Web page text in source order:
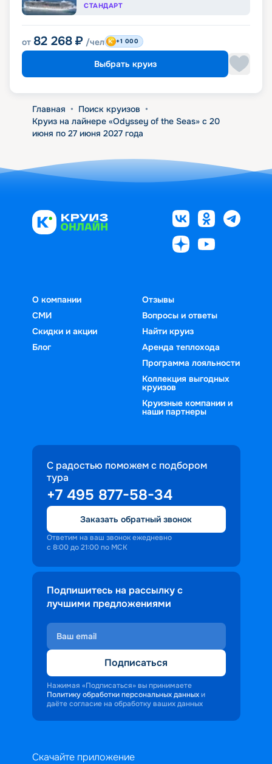
СТАНДАРТ
от 82 268 ₽ /чел +1 000
Выбрать круиз
Главная • Поиск круизов •
Круиз на лайнере «Odyssey of the Seas» с 20
июня по 27 июня 2027 года
О компании
СМИ
Скидки и акции
Блог
Отзывы
Вопросы и ответы
Найти круиз
Аренда теплохода
Программа лояльности
Коллекция выгодных
круизов
Круизные компании и
наши партнеры
С радостью поможем с подбором
тура
+7 495 877-58-34
Заказать обратный звонок
Ответим на ваш звонок ежедневно
с 8:00 до 21:00 по МСК
Подпишитесь на рассылку с
лучшими предложениями
Подписаться
Нажимая «Подписаться» вы принимаете
Политику обработки персональных данных и
даёте согласие на обработку ваших данных
Скачайте приложение